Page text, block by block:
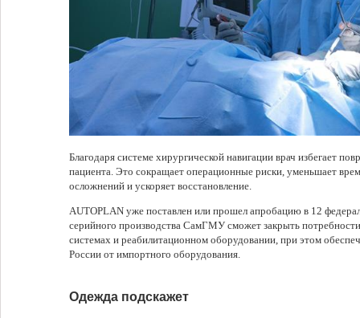
Благодаря системе хирургической навигации врач избегает
пациента. Это сокращает операционные риски, уменьшает
осложнений и ускоряет восстановление.
AUTOPLAN уже поставлен или прошел апробацию в 12
серийного производства СамГМУ сможет закрыть
системах и реабилитационном оборудовании, при этом
России от импортного оборудования.
Одежда подскажет